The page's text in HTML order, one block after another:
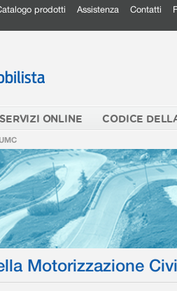
prodotti Assistenza Contatti
SERVIZI ONLINE CODICE
Motorizzazione